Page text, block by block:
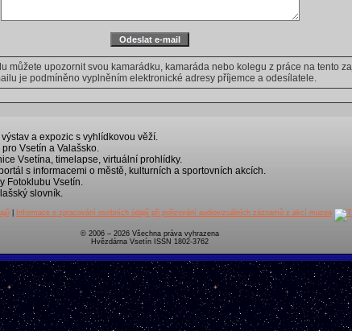
můžete upozornit svou kamarádku, kamaráda nebo kolegu z práce na tento
je podmíněno vyplněním elektronické adresy příjemce a odesílatele.
a expozic s vyhlídkovou věží.
Vsetín a Valašsko.
Vsetína, timelapse, virtuální prohlídky.
s informacemi o městě, kulturních a sportovních akcích.
Fotoklubu Vsetín.
slovník.
| Informace o zpracování osobních údajů při pořizování audiovizuálních záznamů z akcí muzea
© 2006 – 2026 Všechna práva vyhrazena
Hvězdárna Vsetín ISSN 1802-3762